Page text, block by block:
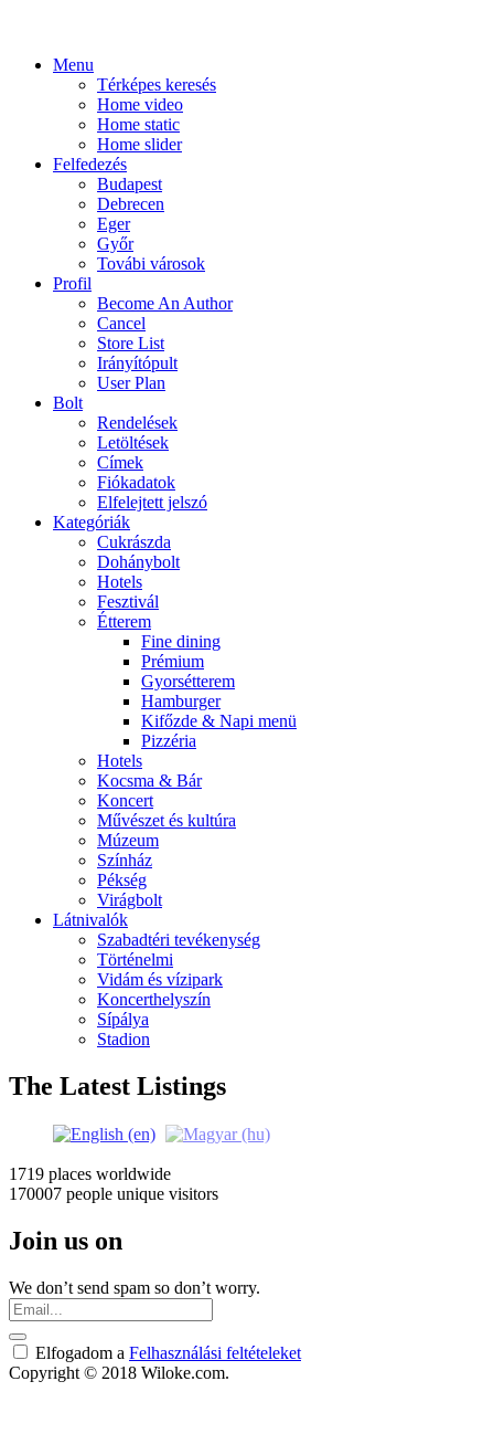
Menu
Térképes keresés
Home video
Home static
Home slider
Felfedezés
Budapest
Debrecen
Eger
Győr
Továbi városok
Profil
Become An Author
Cancel
Store List
Irányítópult
User Plan
Bolt
Rendelések
Letöltések
Címek
Fiókadatok
Elfelejtett jelszó
Kategóriák
Cukrászda
Dohánybolt
Hotels
Fesztivál
Étterem
Fine dining
Prémium
Gyorsétterem
Hamburger
Kifőzde & Napi menü
Pizzéria
Hotels
Kocsma & Bár
Koncert
Művészet és kultúra
Múzeum
Színház
Pékség
Virágbolt
Látnivalók
Szabadtéri tevékenység
Történelmi
Vidám és vízipark
Koncerthelyszín
Sípálya
Stadion
The Latest Listings
1719 places worldwide
170007 people unique visitors
Join us on
We don’t send spam so don’t worry.
Elfogadom a Felhasználási feltételeket
Copyright © 2018 Wiloke.com.